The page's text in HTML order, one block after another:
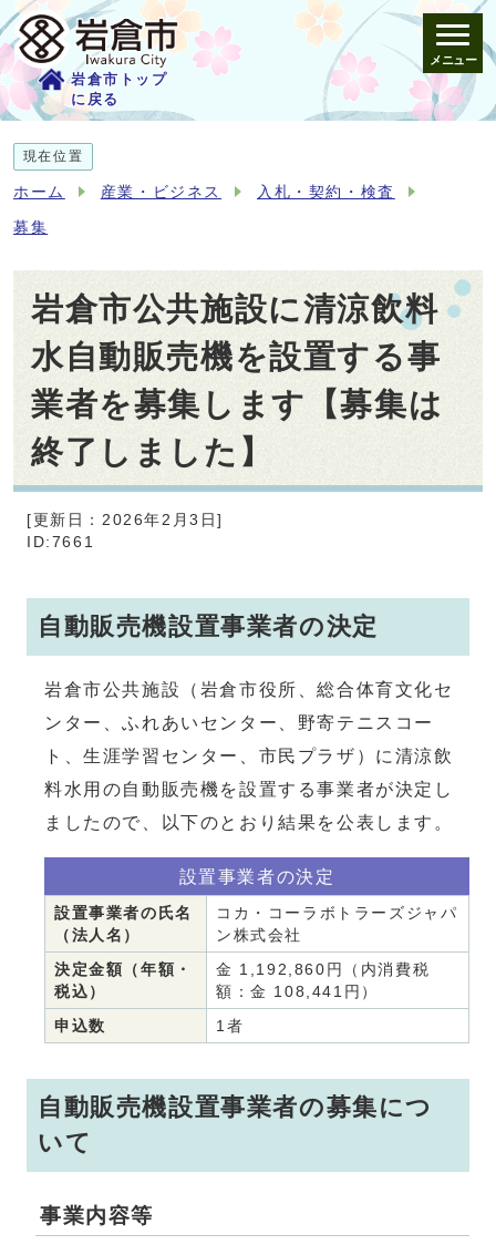
岩倉市トップ
に戻る
メニュー
現在位置
ホーム 産業・ビジネス 入札・契約・検査
募集
岩倉市公共施設に清涼飲料
水自動販売機を設置する事
業者を募集します【募集は
終了しました】
[更新日：2026年2月3日]
ID:7661
自動販売機設置事業者の決定
岩倉市公共施設（岩倉市役所、総合体育文化セ
ンター、ふれあいセンター、野寄テニスコー
ト、生涯学習センター、市民プラザ）に清涼飲
料水用の自動販売機を設置する事業者が決定し
ましたので、以下のとおり結果を公表します。
設置事業者の決定
設置事業者の氏名
（法人名）
コカ・コーラボトラーズジャパ
ン株式会社
決定金額（年額・
税込）
金 1,192,860円（内消費税
額：金 108,441円）
申込数 1者
自動販売機設置事業者の募集につ
いて
事業内容等